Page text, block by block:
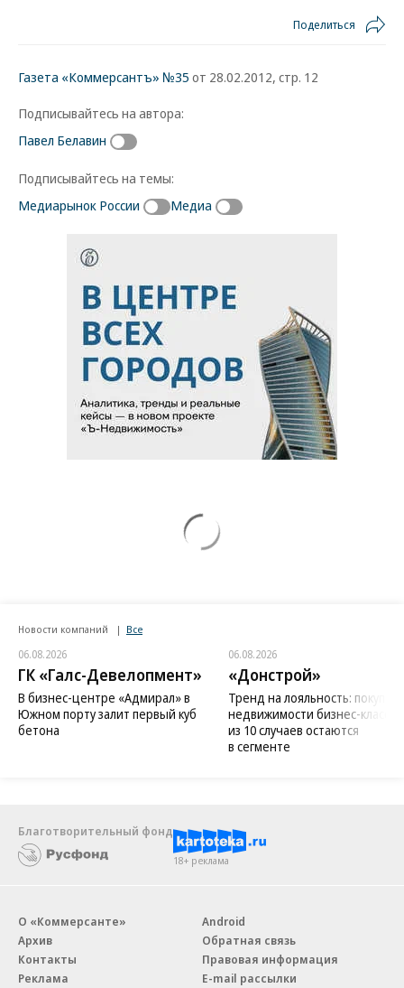
Поделиться
Газета «Коммерсантъ» №35 от 28.02.2012, стр. 12
Подписывайтесь на автора:
Павел Белавин
Подписывайтесь на темы:
Медиарынок России
Медиа
Новости компаний Все
06.08.2026
ГК «Галс-Девелопмент»
В бизнес-центре «Адмирал» в
Южном порту залит первый куб
бетона
06.08.2026
«Донстрой»
Тренд на лояльность:
недвижимости бизнес-класса
из 10 случаев остаются
в сегменте
Благотворительный фонд
18+ реклама
О «Коммерсанте»
Архив
Контакты
Реклама
Android
Обратная связь
Правовая информация
E-mail рассылки